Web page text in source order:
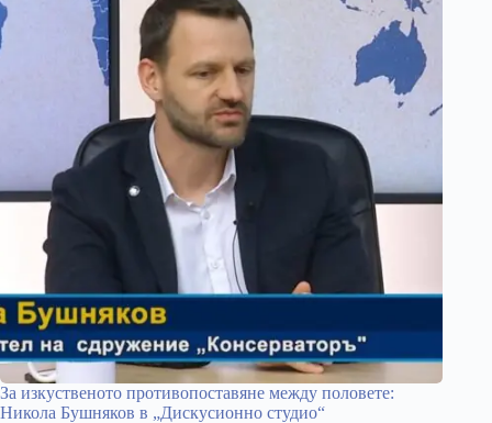
За изкуственото противопоставяне между половете:
Никола Бушняков в „Дискусионно студио“